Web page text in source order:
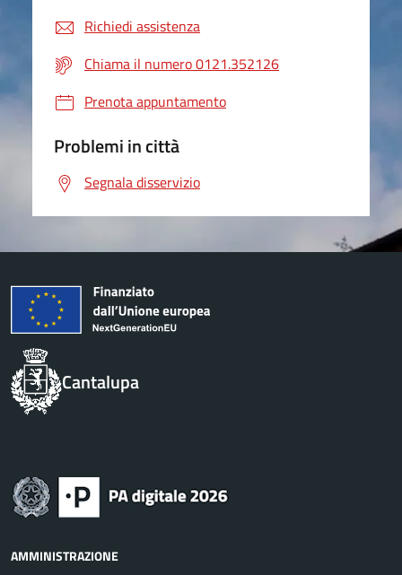
Richiedi assistenza
Chiama il numero 0121.352126
Prenota appuntamento
Problemi in città
Segnala disservizio
Cantalupa
AMMINISTRAZIONE